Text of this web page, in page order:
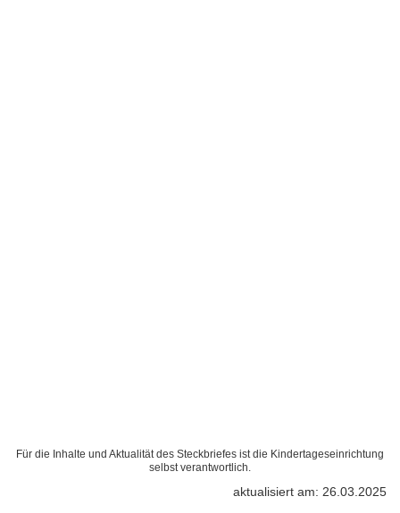
Für die Inhalte und Aktualität des Steckbriefes ist die Kindertageseinrichtung
selbst verantwortlich.
aktualisiert am: 26.03.2025